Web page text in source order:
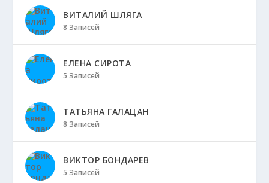
ВИТАЛИЙ ШЛЯГА
8 Записей
ЕЛЕНА СИРОТА
5 Записей
ТАТЬЯНА ГАЛАЦАН
8 Записей
ВИКТОР БОНДАРЕВ
5 Записей